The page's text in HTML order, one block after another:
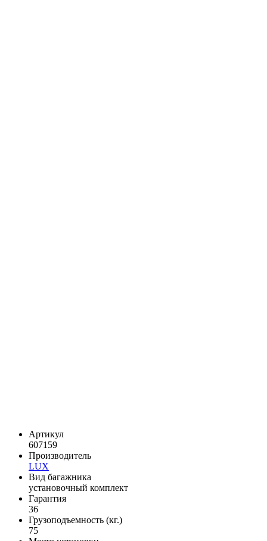
Артикул
607159
Производитель
LUX
Вид багажника
установочный комплект
Гарантия
36
Грузоподъемность (кг.)
75